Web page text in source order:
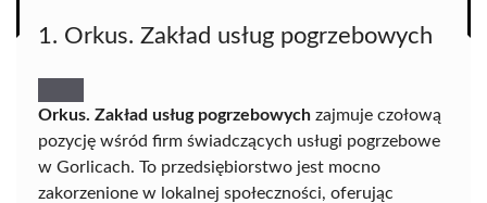
1. Orkus. Zakład usług pogrzebowych
Orkus. Zakład usług pogrzebowych zajmuje czołową
pozycję wśród firm świadczących usługi pogrzebowe
w Gorlicach. To przedsiębiorstwo jest mocno
zakorzenione w lokalnej społeczności, oferując